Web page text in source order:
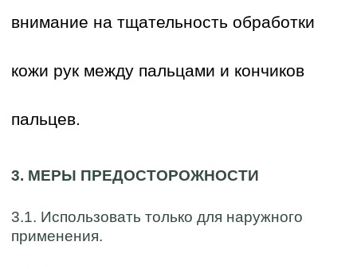
внимание на тщательность обработки
кожи рук между пальцами и кончиков
пальцев.
3. МЕРЫ ПРЕДОСТОРОЖНОСТИ
3.1. Использовать только для наружного
применения.